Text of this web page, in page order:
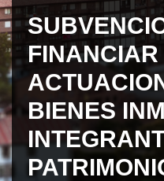
FINANCIAR
BIENES